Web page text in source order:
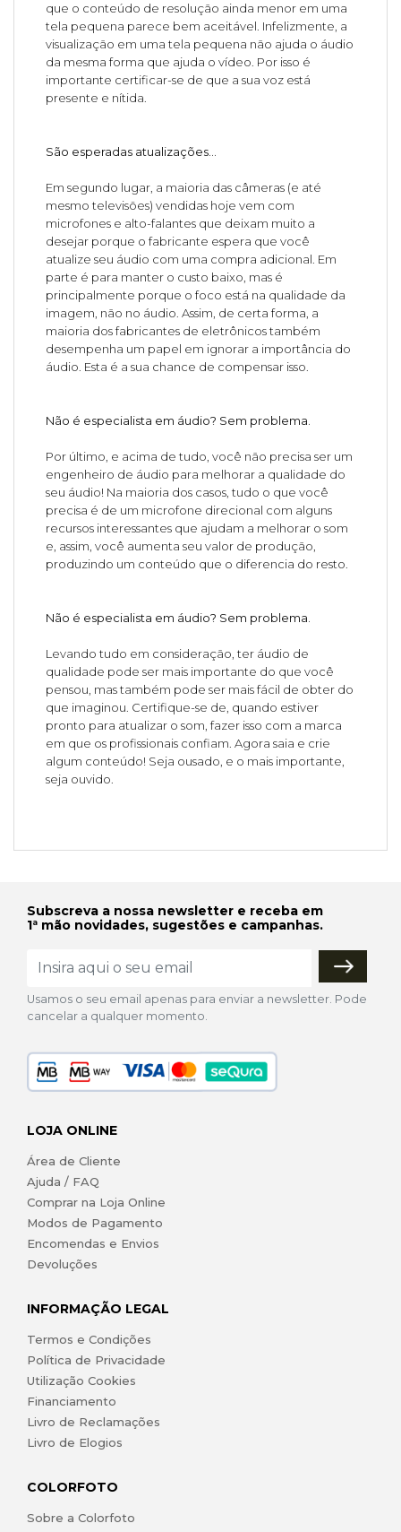
que o conteúdo de resolução ainda menor em uma
tela pequena parece bem aceitável. Infelizmente, a
visualização em uma tela pequena não ajuda o áudio
da mesma forma que ajuda o vídeo. Por isso é
importante certificar-se de que a sua voz está
presente e nítida.
São esperadas atualizações...
Em segundo lugar, a maioria das câmeras (e até
mesmo televisões) vendidas hoje vem com
microfones e alto-falantes que deixam muito a
desejar porque o fabricante espera que você
atualize seu áudio com uma compra adicional. Em
parte é para manter o custo baixo, mas é
principalmente porque o foco está na qualidade da
imagem, não no áudio. Assim, de certa forma, a
maioria dos fabricantes de eletrônicos também
desempenha um papel em ignorar a importância do
áudio. Esta é a sua chance de compensar isso.
Não é especialista em áudio? Sem problema.
Por último, e acima de tudo, você não precisa ser um
engenheiro de áudio para melhorar a qualidade do
seu áudio! Na maioria dos casos, tudo o que você
precisa é de um microfone direcional com alguns
recursos interessantes que ajudam a melhorar o som
e, assim, você aumenta seu valor de produção,
produzindo um conteúdo que o diferencia do resto.
Não é especialista em áudio? Sem problema.
Levando tudo em consideração, ter áudio de
qualidade pode ser mais importante do que você
pensou, mas também pode ser mais fácil de obter do
que imaginou. Certifique-se de, quando estiver
pronto para atualizar o som, fazer isso com a marca
em que os profissionais confiam. Agora saia e crie
algum conteúdo! Seja ousado, e o mais importante,
seja ouvido.
Subscreva a nossa newsletter e receba em
1ª mão novidades, sugestões e campanhas.
Usamos o seu email apenas para enviar a newsletter. Pode
cancelar a qualquer momento.
LOJA ONLINE
Área de Cliente
Ajuda / FAQ
Comprar na Loja Online
Modos de Pagamento
Encomendas e Envios
Devoluções
INFORMAÇÃO LEGAL
Termos e Condições
Política de Privacidade
Utilização Cookies
Financiamento
Livro de Reclamações
Livro de Elogios
COLORFOTO
Sobre a Colorfoto